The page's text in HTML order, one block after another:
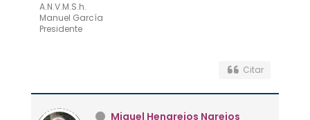
A.N.V.M.S.h.
Manuel García
Presidente
Citar
Miguel Henarejos Narejos